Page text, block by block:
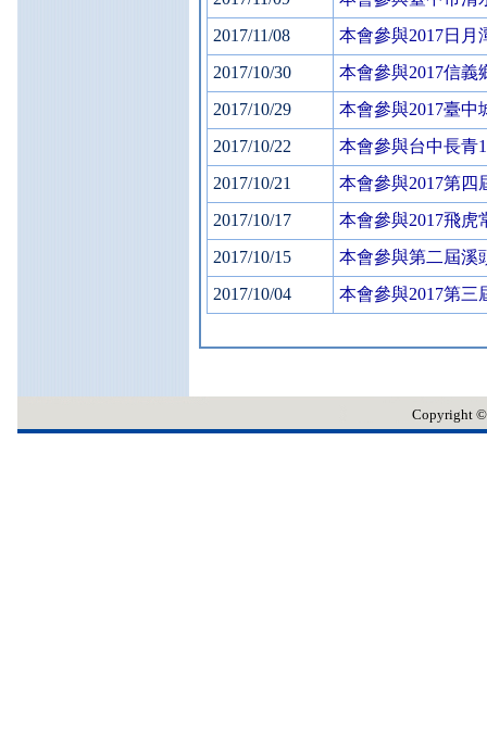
2017/11/08
本會參與2017日
2017/10/30
本會參與2017信
2017/10/29
本會參與2017臺
2017/10/22
本會參與台中長青
2017/10/21
本會參與2017第
2017/10/17
本會參與2017飛虎
2017/10/15
本會參與第二屆溪
2017/10/04
本會參與2017第
Copyright